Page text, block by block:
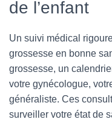
de l’enfant
Un suivi médical
grossesse en bonne
grossesse, un
votre gynécologue,
généraliste. Ces
surveiller votre état de